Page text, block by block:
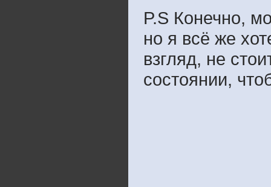
P.S Конечно,
но я всё же
взгляд, не
состоянии,